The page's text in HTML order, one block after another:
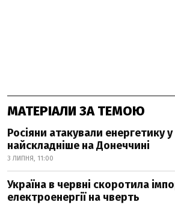
МАТЕРІАЛИ ЗА ТЕМОЮ
Росіяни атакували енергетику
найскладніше на Донеччині
3 ЛИПНЯ, 11:00
Україна в червні скоротила
електроенергії на чверть